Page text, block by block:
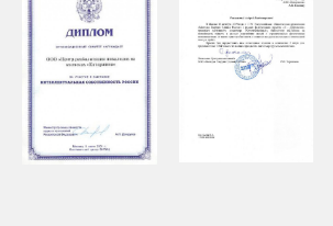
Согласие на получение рекламно-информационных
материалов
Сайт разработанMAJIX.RU
данных